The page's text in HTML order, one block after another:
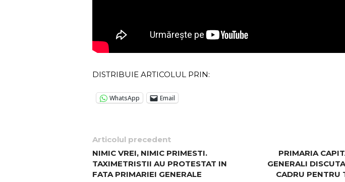
DISTRIBUIE ARTICOLUL PRIN:
WhatsApp Email
Articolul precedent
NIMIC VREI, NIMIC PRIMESTI.
TAXIMETRISTII AU PROTESTAT IN
FATA PRIMARIEI GENERALE
PRIMARIA
GENERALI
CADRU PENTRU